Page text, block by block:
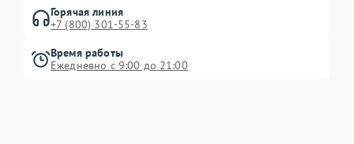
Горячая линия
+7 (800) 301-55-83
Время работы
Ежедневно с 9:00 до 21:00